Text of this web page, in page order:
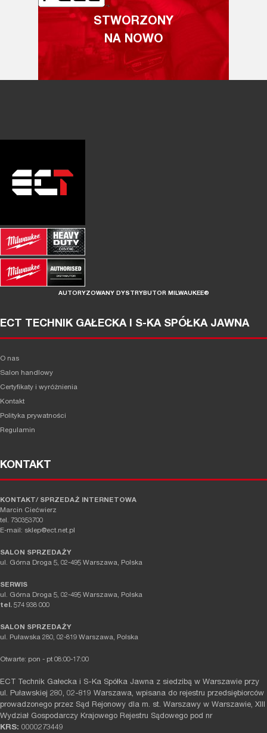
STWORZONY
NA NOWO
AUTORYZOWANY DYSTRYBUTOR MILWAUKEE®
ECT TECHNIK GAŁECKA I S-KA SPÓŁKA JAWNA
O nas
Salon handlowy
Certyfikaty i wyróżnienia
Kontakt
Polityka prywatności
Regulamin
KONTAKT
KONTAKT/ SPRZEDAŻ INTERNETOWA
Marcin Ciećwierz
tel. 730353700
E-mail: sklep@ect.net.pl
SALON SPRZEDAŻY
ul. Górna Droga 5, 02-495 Warszawa, Polska
SERWIS
ul. Górna Droga 5, 02-495 Warszawa, Polska
tel. 574 938 000
SALON SPRZEDAŻY
ul. Puławska 280, 02-819 Warszawa, Polska
Otwarte: pon - pt 08:00-17:00
ECT Technik Gałecka i S-Ka Spółka Jawna z siedzibą w Warszawie przy
ul. Puławskiej 280, 02-819 Warszawa, wpisana do rejestru przedsiębiorców
prowadzonego przez Sąd Rejonowy dla m. st. Warszawy w Warszawie, XIII
Wydział Gospodarczy Krajowego Rejestru Sądowego pod nr
KRS: 0000273449